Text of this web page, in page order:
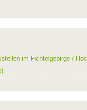
im Fichtelgebirge /